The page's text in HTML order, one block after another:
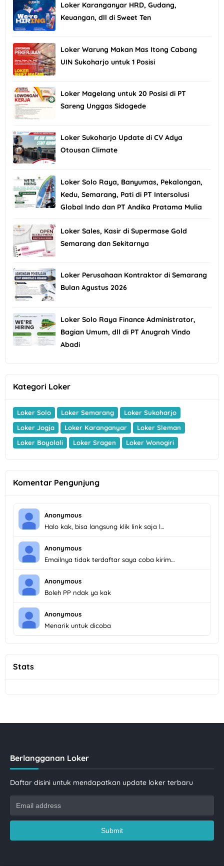
Loker Karanganyar HRD, Gudang,
Keuangan, dll di Sweet Ten
Loker Warung Makan Mas Itong Cabang
UIN Sukoharjo untuk 1 Posisi
Loker Magelang untuk 20 Posisi di PT
Sareng Unggas Sidogede
Loker Sukoharjo Update di CV Adya
Otousan Climate
Loker Solo Raya, Banyumas, Pekalongan,
Kedu, Semarang, Pati di PT Intersolusi
Global Indo dan PT Andika Pratama Mulia
Loker Sales, Kasir di Supermase Gold
Semarang dan Sekitarnya
Loker Perusahaan Kontraktor di Semarang
Bulan Agustus 2026
Loker Solo Raya Finance Administrator,
Bagian Umum, dll di PT Anugrah Vindo
Abadi
Kategori Loker
Loker Solo Loker Semarang
Loker Sukoharjo
Loker Jogja
Loker Karanganyar
Loker Sleman
Loker Boyolali
Loker Sragen Loker Wonogiri
Komentar Pengunjung
Anonymous
Halo kak, bisa langsung klik link saja l…
Anonymous
Emailnya tidak terdaftar saya coba kirim…
Anonymous
Boleh PP ndak ya kak
Anonymous
Menarik untuk dicoba
Stats
Berlangganan Loker
Daftar disini untuk mendapatkan update loker terbaru